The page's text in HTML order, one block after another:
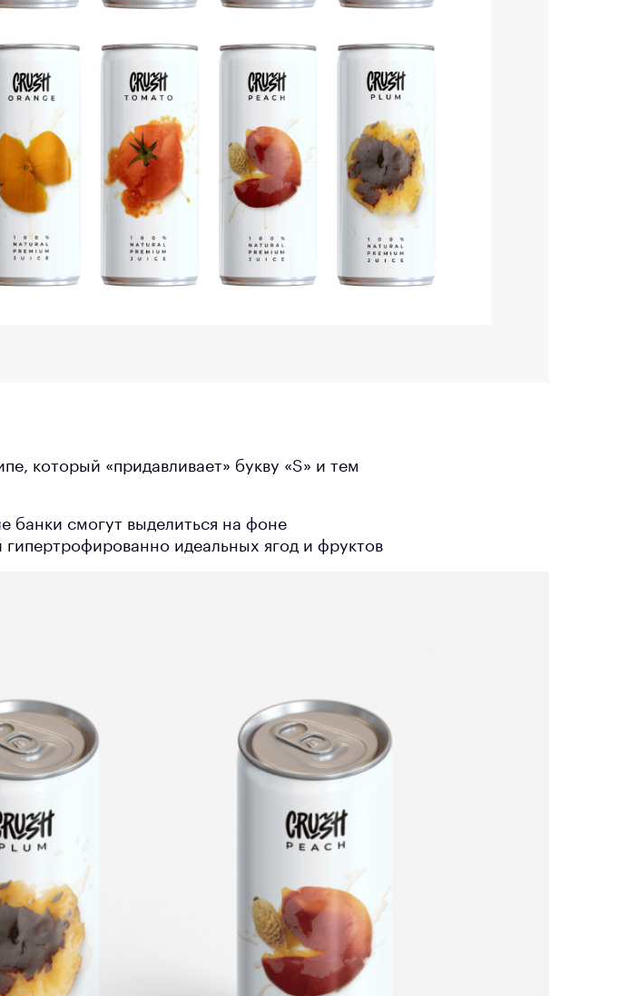
который «придавливает» букву «S» и тем
банки смогут выделиться на фоне
идеальных ягод и фруктов